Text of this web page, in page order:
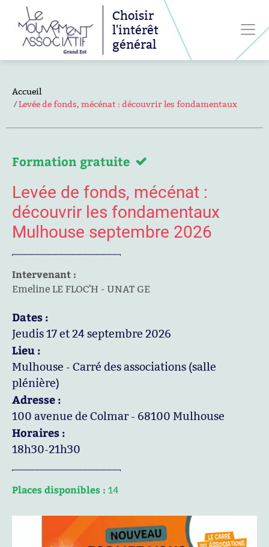
Choisir
l'intérêt
général
Accueil
Levée de fonds, mécénat : découvrir les fondamentaux
Formation gratuite
Levée de fonds, mécénat :
découvrir les fondamentaux
Mulhouse septembre 2026
Intervenant :
Emeline LE FLOC'H - UNAT GE
Dates :
Jeudis 17 et 24 septembre 2026
Lieu :
Mulhouse - Carré des associations (salle
plénière)
Adresse :
100 avenue de Colmar - 68100 Mulhouse
Horaires :
18h30-21h30
Places disponibles : 14